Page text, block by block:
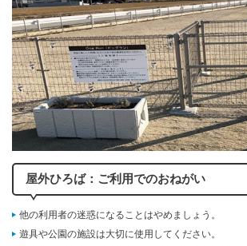
屋外ひろば：ご利用でのおねがい
他の利用者の迷惑になることはやめましょう。
遊具や公園の施設は大切に使用してください。